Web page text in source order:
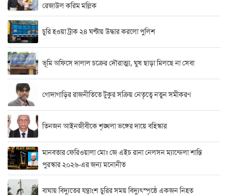
রেজাউল করিম মল্লিক
চুরি হওয়া ট্রাক ২৪ ঘণ্টায় উদ্ধার করলো পুলিশ
ভূমি অফিসে দালাল চক্রের দৌরাত্ম্য, ঘুষ ছাড়া মিলছে না সেবা
গোদাগাড়ির রাজনীতিতে টুকুর সক্রিয় নেতৃত্বে নতুন সমীকরণ
তিনজন আইনজীবীকে শৃঙ্খলা ভঙ্গের দায়ে বহিস্কার
মানবতার ফেরিওয়ালা মোঃ জে এইচ রানা নেলসন ম্যান্ডেলা শান্তি
পুরস্কার ২০২৬-এর জন্য মনোনীত
বাঘায় বিদ্যুতের যন্ত্রাংশ চুরির সময় বিদ্যুৎস্পৃষ্ঠে একজন নিহত